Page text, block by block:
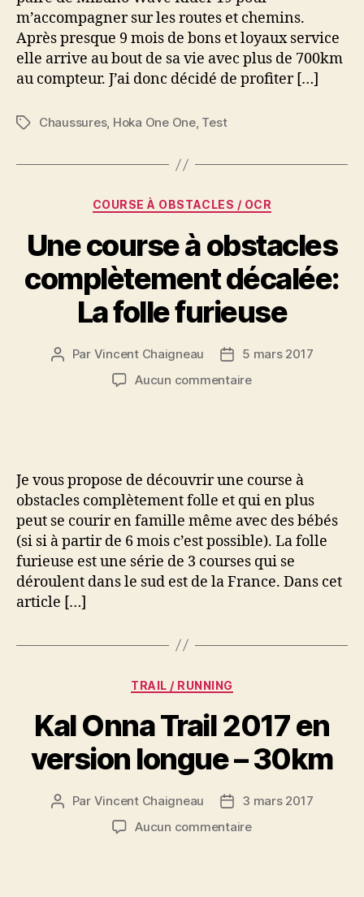
pneu
route
et
chemin
m’accompagner sur les routes et chemins.
Après presque 9 mois de bons et loyaux service
elle arrive au bout de sa vie avec plus de 700km
au compteur. J’ai donc décidé de profiter […]
Étiquettes
Chaussures, Hoka One One, Test
Catégories
COURSE À OBSTACLES / OCR
Une course à obstacles
complètement décalée:
La folle furieuse
Auteur
Par Vincent Chaigneau
Date
de
5 mars 2017
Aucun commentairesur
décalée:
La
folle
furieuse
Je vous propose de découvrir une course à
obstacles complètement folle et qui en plus
peut se courir en famille même avec des bébés
(si si à partir de 6 mois c’est possible). La folle
furieuse est une série de 3 courses qui se
déroulent dans le sud est de la France. Dans cet
article […]
Catégories
TRAIL / RUNNING
Kal Onna Trail 2017 en
version longue – 30km
Auteur
Par Vincent Chaigneau
Date
de
3 mars 2017
Aucun commentairesur